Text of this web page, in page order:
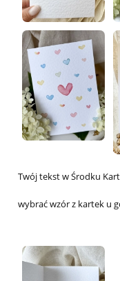
Twój tekst w Środku
wybrać wzór z kartek u